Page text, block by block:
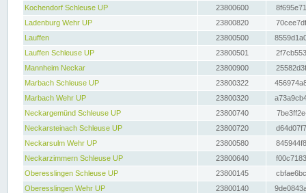
Kochendorf Schleuse UP
23800600
Ladenburg Wehr UP
23800820
Lauffen
23800500
Lauffen Schleuse UP
23800501
Mannheim Neckar
23800900
Marbach Schleuse UP
23800322
Marbach Wehr UP
23800320
Neckargemünd Schleuse UP
23800740
Neckarsteinach Schleuse UP
23800720
Neckarsulm Wehr UP
23800580
Neckarzimmern Schleuse UP
23800640
Oberesslingen Schleuse UP
23800145
Oberesslingen Wehr UP
23800140